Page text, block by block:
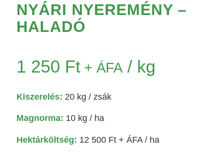
NYÁRI NYEREMÉNY –
HALADÓ
1 250 Ft+ ÁFA/ kg
Kiszerelés: 20 kg / zsák
Magnorma: 10 kg / ha
Hektárköltség: 12 500 Ft+ ÁFA / ha